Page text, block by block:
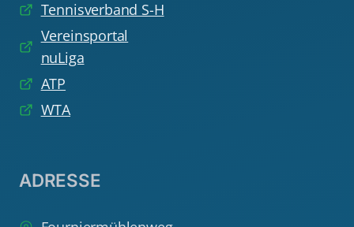
Tennisverband S-H
Vereinsportal
nuLiga
ATP
WTA
ADRESSE